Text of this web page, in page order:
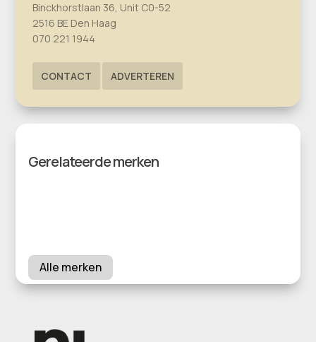
Binckhorstlaan 36, Unit C0-52
2516 BE Den Haag
070 221 1944
CONTACT ADVERTEREN
Gerelateerde merken
Alle merken